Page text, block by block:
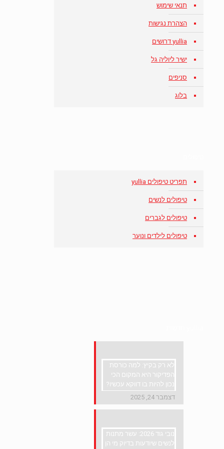
תנאי שימוש
הצהרת נגישות
yullia דרושים
ישיר ליוליה גל
סניפים
בלוג
תפריט טיפולים yullia
טיפולים לנשים
טיפולים לגברים
טיפולים לילדים ונוער
לא רק בקיץ: למה כורסת
הפדיקור היא המקום הכי
נכון להיות בו דווקא עכשיו?
דצמבר 24, 2025
נובי גוד 2026: עשר מתנות
לנשים שיודעות בדיוק מי הן